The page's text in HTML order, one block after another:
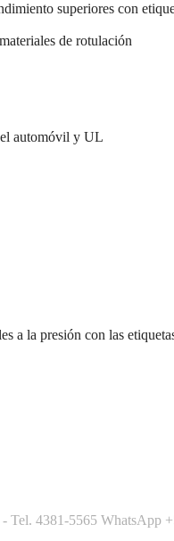
superiores con
de rotulación
automóvil y UL
a la presión con las
4381-5565 WhatsApp